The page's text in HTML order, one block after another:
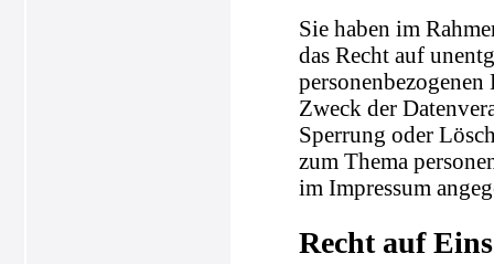
Sie haben im
das Recht auf
Zweck der
Sperrung oder
zum Thema
im Impressum
Recht auf